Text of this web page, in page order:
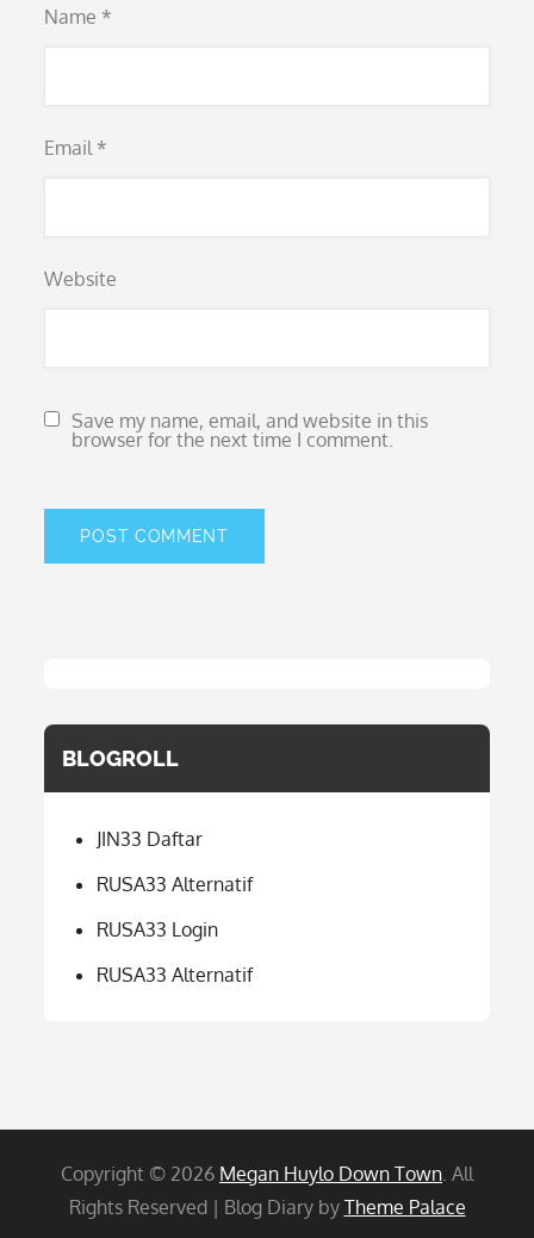
Name *
Email *
Website
Save my name, email, and website in this
browser for the next time I comment.
BLOGROLL
JIN33 Daftar
RUSA33 Alternatif
RUSA33 Login
RUSA33 Alternatif
Copyright © 2026 Megan Huylo Down Town. All
Rights Reserved | Blog Diary by Theme Palace